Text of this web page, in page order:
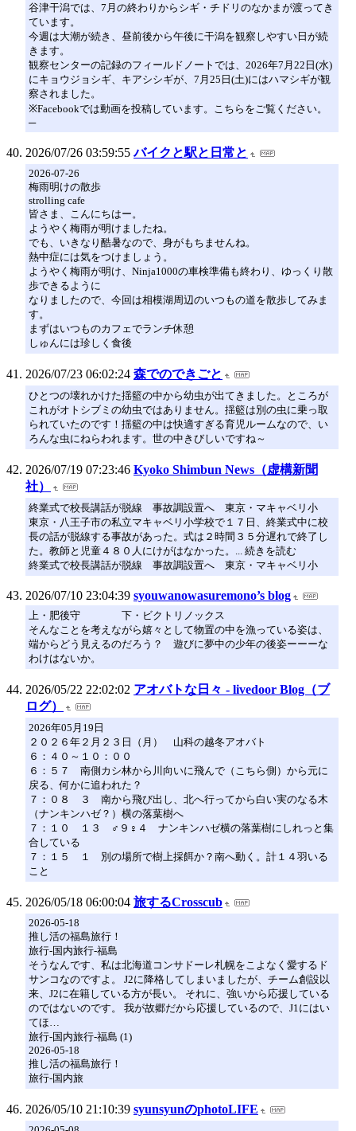
谷津干潟では、7月の終わりからシギ・チドリのなかまが渡ってき
ています。
今週は大潮が続き、昼前後から午後に干潟を観察しやすい日が続
きます。
観察センターの記録のフィールドノートでは、2026年7月22日(水)
にキョウジョシギ、キアシシギが、7月25日(土)にはハマシギが観
察されました。
※Facebookでは動画を投稿しています。こちらをご覧ください。
─
2026/07/26 03:59:55 バイクと駅と日常と
2026-07-26
梅雨明けの散歩
strolling cafe
皆さま、こんにちはー。
ようやく梅雨が明けましたね。
でも、いきなり酷暑なので、身がもちませんね。
熱中症には気をつけましょう。
ようやく梅雨が明け、Ninja1000の車検準備も終わり、ゆっくり散
歩できるように
なりましたので、今回は相模湖周辺のいつもの道を散歩してみま
す。
まずはいつものカフェでランチ休憩
しゅんには珍しく食後
2026/07/23 06:02:24 森でのできごと
ひとつの壊れかけた揺籃の中から幼虫が出てきました。ところが
これがオトシブミの幼虫ではありません。揺籃は別の虫に乗っ取
られていたのです！揺籃の中は快適すぎる育児ルームなので、い
ろんな虫にねらわれます。世の中きびしいですね～
2026/07/19 07:23:46 Kyoko Shimbun News（虚構新聞
社）
終業式で校長講話が脱線 事故調設置へ 東京・マキャベリ小
東京・八王子市の私立マキャベリ小学校で１７日、終業式中に校
長の話が脱線する事故があった。式は２時間３５分遅れで終了し
た。教師と児童４８０人にけがはなかった。... 続きを読む
終業式で校長講話が脱線 事故調設置へ 東京・マキャベリ小
2026/07/10 23:04:39 syouwanowasuremono’s blog
上・肥後守 下・ビクトリノックス
そんなことを考えながら嬉々として物置の中を漁っている姿は、
端からどう見えるのだろう？ 遊びに夢中の少年の後姿ーーーな
わけはないか。
2026/05/22 22:02:02 アオバトな日々 - livedoor Blog（ブ
ログ）
2026年05月19日
２０２６年２月２３日（月） 山科の越冬アオバト
６：４０～１０：００
６：５７ 南側カシ林から川向いに飛んで（こちら側）から元に
戻る、何かに追われた？
７：０８ ３ 南から飛び出し、北へ行ってから白い実のなる木
（ナンキンハゼ？）横の落葉樹へ
７：１０ １３ ♂９♀４ ナンキンハゼ横の落葉樹にしれっと集
合している
７：１５ １ 別の場所で樹上採餌か？南へ動く。計１４羽いる
こと
2026/05/18 06:00:04 旅するCrosscub
2026-05-18
推し活の福島旅行！
旅行-国内旅行-福島
そうなんです、私は北海道コンサドーレ札幌をこよなく愛するド
サンコなのですよ。 J2に降格してしまいましたが、チーム創設以
来、J2に在籍している方が長い。 それに、強いから応援している
のではないのです。 我が故郷だから応援しているので、J1にはい
てほ…
旅行-国内旅行-福島 (1)
2026-05-18
推し活の福島旅行！
旅行-国内旅
2026/05/10 21:10:39 syunsyunのphotoLIFE